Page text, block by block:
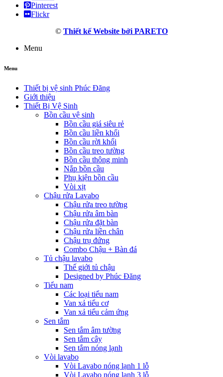
Pinterest
Flickr
© Thiết kế Website bởi PARETO
Menu
Menu
Thiết bị vệ sinh Phúc Đăng
Giới thiệu
Thiết Bị Vệ Sinh
Bồn cầu vệ sinh
Bồn cầu giá siêu rẻ
Bồn cầu liền khối
Bồn cầu rời khối
Bồn cầu treo tường
Bồn cầu thông minh
Nắp bồn cầu
Phụ kiện bồn cầu
Vòi xịt
Chậu rửa Lavabo
Chậu rửa treo tường
Chậu rửa âm bàn
Chậu rửa đặt bàn
Chậu rửa liền chân
Chậu trụ đứng
Combo Chậu + Bàn đá
Tủ chậu lavabo
Thế giới tủ chậu
Designed by Phúc Đăng
Tiểu nam
Các loại tiểu nam
Van xả tiểu cơ
Van xả tiểu cảm ứng
Sen tắm
Sen tắm âm tường
Sen tắm cây
Sen tắm nóng lạnh
Vòi lavabo
Vòi Lavabo nóng lạnh 1 lỗ
Vòi Lavabo nóng lạnh 3 lỗ